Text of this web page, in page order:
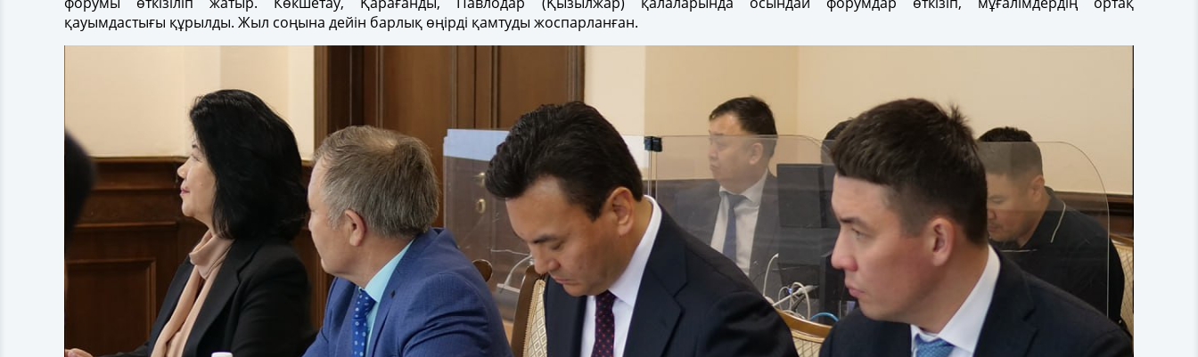
қауымдастығы құрылды. Жыл соңына дейін барлық өңірді қамтуды жоспарланған.